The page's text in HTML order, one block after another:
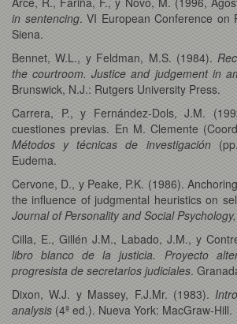
in sentencing. VI European Conference on
Siena.
Bennet, W.L., y Feldman, M.S. (1984).
the courtroom. Justice and judgement in
Brunswick, N.J.: Rutgers University Press.
Carrera, P., y Fernández-Dols, J.M.
cuestiones previas. En M. Clemente
Métodos y técnicas de investigación(pp.
Eudema.
Cervone, D., y Peake, P.K. (1986).
the influence of judgmental heuristics on
Journal of Personality and Social
Cilla, E., Gillén J.M., Labado, J.M., y
libro blanco de la justicia. Proyecto
progresista de secretarios judiciales.
Dixon, W.J. y Massey, F.J.Mr. (1983).
analysis (4ª ed.). Nueva York: MacGraw-Hill.